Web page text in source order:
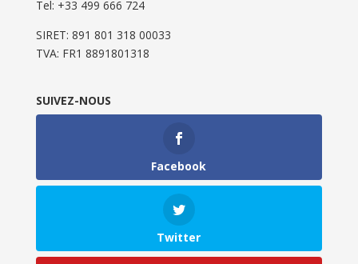
Tel: ‭+33 499 666 724‬
SIRET: 891 801 318 00033
TVA: FR1 8891801318
SUIVEZ-NOUS
Facebook
Twitter